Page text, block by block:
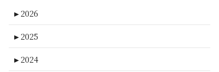
►2026
►2025
►2024